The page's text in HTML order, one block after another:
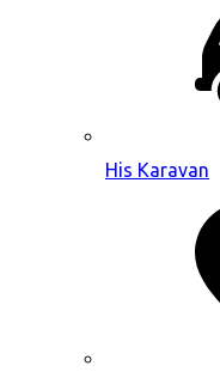
His Karavan